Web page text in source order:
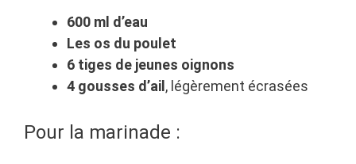
600 ml d’eau
Les os du poulet
6 tiges de jeunes oignons
4 gousses d’ail , légèrement écrasées
Pour la marinade :